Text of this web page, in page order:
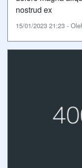
nostrud ex
15/01/2023 21:23 -